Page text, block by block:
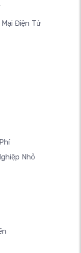
Điện Tử
Nhỏ